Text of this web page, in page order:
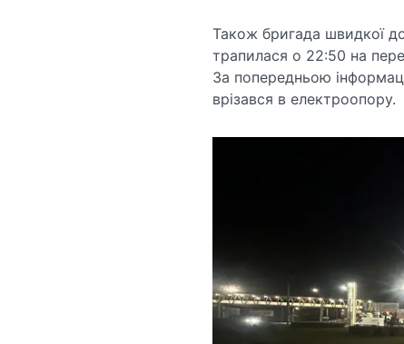
Також бригада швидкої
трапилася о 22:50 на
За попередньою
врізався в електроопору.